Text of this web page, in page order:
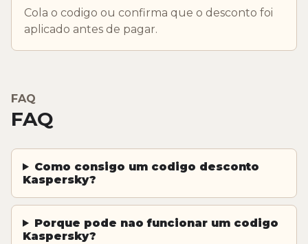
Cola o codigo ou confirma que o desconto foi
aplicado antes de pagar.
FAQ
FAQ
Como consigo um codigo desconto
Kaspersky?
Porque pode nao funcionar um codigo
Kaspersky?